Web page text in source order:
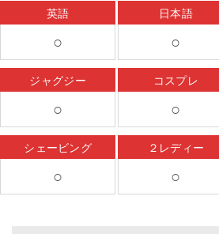
英語
○
日本語
○
ジャグジー
○
コスプレ
○
シェービング
○
２レディー
○